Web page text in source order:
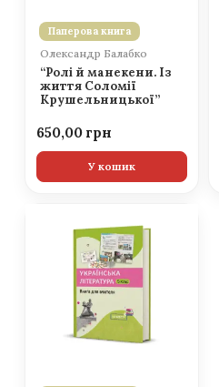
Паперова книга
Олександр Балабко
“Ролі й манекени. Із
життя Соломії
Крушельницької”
650,00
У кошик